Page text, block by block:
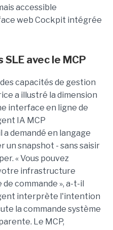
accessible
web Cockpit intégrée
avec le MCP
capacités de gestion
a illustré la dimension
interface en ligne de
IA MCP
demandé en langage
un snapshot - sans saisir
« Vous pouvez
infrastructure
commande », a-t-il
interprète l'intention
la commande système
Le MCP,